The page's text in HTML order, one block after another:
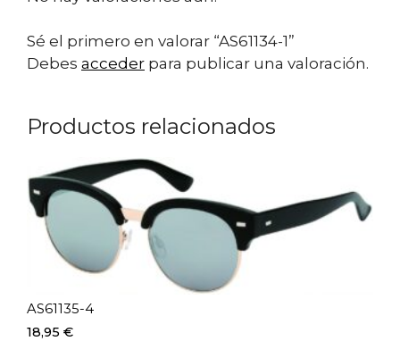
Sé el primero en valorar “AS61134-1”
Debes acceder para publicar una valoración.
Productos relacionados
AS61135-4
18,95 €